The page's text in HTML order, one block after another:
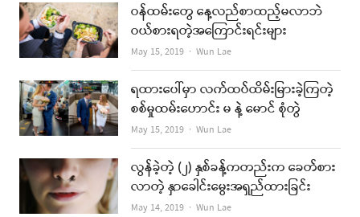
ဝန်ထမ်းတွေ နေ့လည်စာထည့်မလာဘဲ
ဝယ်စားရတဲ့အကြောင်းရင်းများ
May 15, 2019 Author
Wun Lae
ရထားပေါ်မှာ လက်ထပ်ထိမ်းမြားခဲ့ကြတဲ့
စစ်မှုထမ်းဟောင်း မ နဲ့ မောင် စုံတွဲ
May 15, 2019 Author
Wun Lae
လွန်ခဲ့တဲ့ (၂) နှစ်ခန့်ကတည်းက ခေတ်စား
လာတဲ့ နှာခေါင်းမွေးအရှည်ထားခြင်း
May 14, 2019 Author
Wun Lae